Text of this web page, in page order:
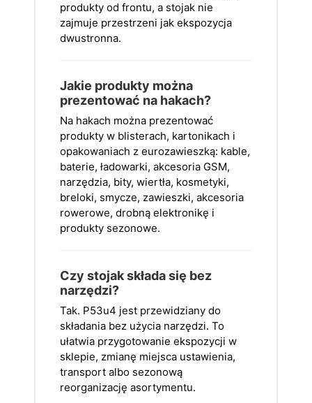
produkty od frontu, a stojak nie
zajmuje przestrzeni jak ekspozycja
dwustronna.
Jakie produkty można
prezentować na hakach?
Na hakach można prezentować
produkty w blisterach, kartonikach i
opakowaniach z eurozawieszką: kable,
baterie, ładowarki, akcesoria GSM,
narzędzia, bity, wiertła, kosmetyki,
breloki, smycze, zawieszki, akcesoria
rowerowe, drobną elektronikę i
produkty sezonowe.
Czy stojak składa się bez
narzędzi?
Tak. P53u4 jest przewidziany do
składania bez użycia narzędzi. To
ułatwia przygotowanie ekspozycji w
sklepie, zmianę miejsca ustawienia,
transport albo sezonową
reorganizację asortymentu.